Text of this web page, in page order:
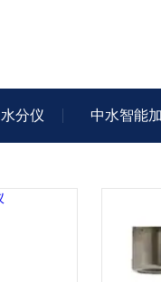
水分仪 中水智能